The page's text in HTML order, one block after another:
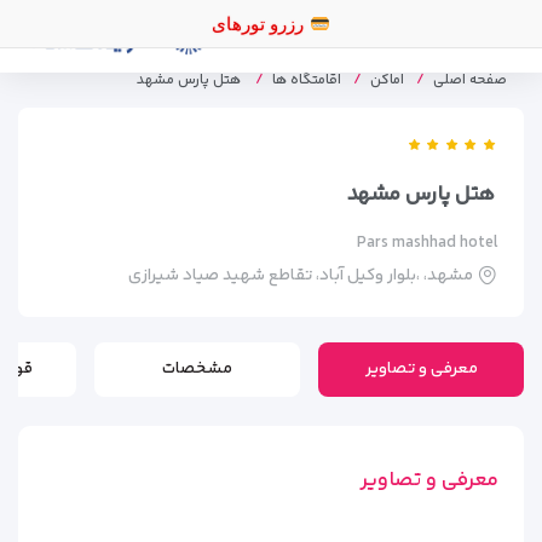
رزرو تورها
صفحه اصلی اماکن اقامتگاه ها هتل پارس مشهد
هتل پارس مشهد
Pars mashhad hotel
مشهد، ،بلوار وکیل آباد، تقاطع شهید صیاد شیرازی
معرفی و تصاویر مشخصات
معرفی و تصاویر